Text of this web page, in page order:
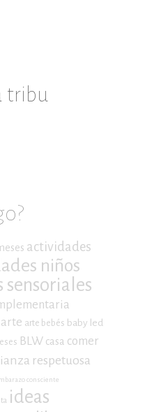
tribu
actividades
niños
sensoriales
arte arte bebés baby led
BLW casa comer
respetuosa
consciente
ideas